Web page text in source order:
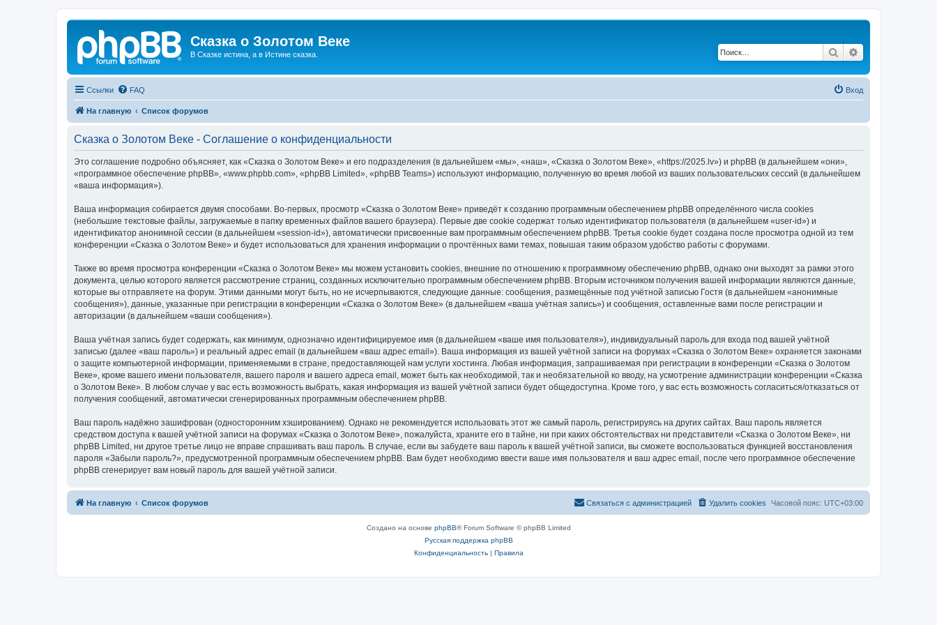
Сказка о Золотом Веке
В Сказке истина, а в Истине сказка. Поиск
Ссылки FAQ Вход
На главную Список форумов
Сказка о Золотом Веке - Соглашение о конфиденциальности
Это соглашение подробно объясняет, как «Сказка о Золотом Веке» и его подразделения (в дальнейшем «мы», «наш», «Сказка о Золотом Веке», «https://2025.lv») и phpBB (в дальнейшем «они»,
«программное обеспечение phpBB», «www.phpbb.com», «phpBB Limited», «phpBB Teams») используют информацию, полученную во время любой из ваших пользовательских сессий (в дальнейшем
«ваша информация»).
Ваша информация собирается двумя способами. Во-первых, просмотр «Сказка о Золотом Веке» приведёт к созданию программным обеспечением phpBB определённого числа cookies
(небольшие текстовые файлы, загружаемые в папку временных файлов вашего браузера). Первые две cookie содержат только идентификатор пользователя (в дальнейшем «user-id») и
идентификатор анонимной сессии (в дальнейшем «session-id»), автоматически присвоенные вам программным обеспечением phpBB. Третья cookie будет создана после просмотра одной из тем
конференции «Сказка о Золотом Веке» и будет использоваться для хранения информации о прочтённых вами темах, повышая таким образом удобство работы с форумами.
Также во время просмотра конференции «Сказка о Золотом Веке» мы можем установить cookies, внешние по отношению к программному обеспечению phpBB, однако они выходят за рамки этого
документа, целью которого является рассмотрение страниц, созданных исключительно программным обеспечением phpBB. Вторым источником получения вашей информации являются данные,
которые вы отправляете на форум. Этими данными могут быть, но не исчерпываются, следующие данные: сообщения, размещённые под учётной записью Гостя (в дальнейшем «анонимные
сообщения»), данные, указанные при регистрации в конференции «Сказка о Золотом Веке» (в дальнейшем «ваша учётная запись») и сообщения, оставленные вами после регистрации и
авторизации (в дальнейшем «ваши сообщения»).
Ваша учётная запись будет содержать, как минимум, однозначно идентифицируемое имя (в дальнейшем «ваше имя пользователя»), индивидуальный пароль для входа под вашей учётной
записью (далее «ваш пароль») и реальный адрес email (в дальнейшем «ваш адрес email»). Ваша информация из вашей учётной записи на форумах «Сказка о Золотом Веке» охраняется законами
о защите компьютерной информации, применяемыми в стране, предоставляющей нам услуги хостинга. Любая информация, запрашиваемая при регистрации в конференции «Сказка о Золотом
Веке», кроме вашего имени пользователя, вашего пароля и вашего адреса email, может быть как необходимой, так и необязательной ко вводу, на усмотрение администрации конференции «Сказка
о Золотом Веке». В любом случае у вас есть возможность выбрать, какая информация из вашей учётной записи будет общедоступна. Кроме того, у вас есть возможность согласиться/отказаться от
получения сообщений, автоматически сгенерированных программным обеспечением phpBB.
Ваш пароль надёжно зашифрован (односторонним хэшированием). Однако не рекомендуется использовать этот же самый пароль, регистрируясь на других сайтах. Ваш пароль является
средством доступа к вашей учётной записи на форумах «Сказка о Золотом Веке», пожалуйста, храните его в тайне, ни при каких обстоятельствах ни представители «Сказка о Золотом Веке», ни
phpBB Limited, ни другое третье лицо не вправе спрашивать ваш пароль. В случае, если вы забудете ваш пароль к вашей учётной записи, вы сможете воспользоваться функцией восстановления
пароля «Забыли пароль?», предусмотренной программным обеспечением phpBB. Вам будет необходимо ввести ваше имя пользователя и ваш адрес email, после чего программное обеспечение
phpBB сгенерирует вам новый пароль для вашей учётной записи.
На главную Список форумов Часовой пояс: UTC+03:00
Удалить cookies
Связаться с администрацией
Создано на основе phpBB® Forum Software © phpBB Limited
Русская поддержка phpBB
Конфиденциальность| Правила